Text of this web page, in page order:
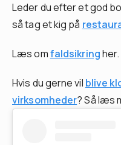
Leder du efter et god
så tag et kig på
Læs omfaldsikringher.
Hvis du gerne vil blive
virksomheder? Så læs